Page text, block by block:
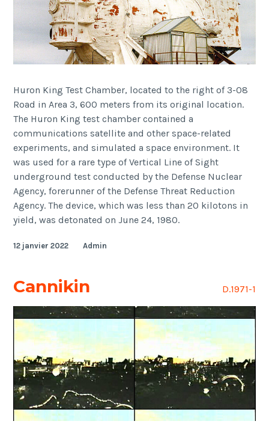
Huron King Test Chamber, located to the right of 3-08
Road in Area 3, 600 meters from its original location.
The Huron King test chamber contained a
communications satellite and other space-related
experiments, and simulated a space environment. It
was used for a rare type of Vertical Line of Sight
underground test conducted by the Defense Nuclear
Agency, forerunner of the Defense Threat Reduction
Agency. The device, which was less than 20 kilotons in
yield, was detonated on June 24, 1980.
12 janvier 2022 Admin
Cannikin D.1971-1